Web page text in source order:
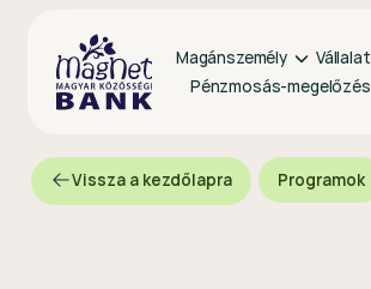
Magánszemély Vállalat
Pénzmosás-megelőzés
Vissza a kezdőlapra Programok